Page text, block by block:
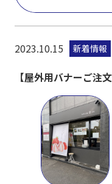
2023.10.15 新着情報
【屋外用バナーご注